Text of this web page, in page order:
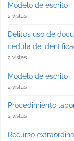
Modelo de escrito
2 vistas
Delitos uso de
cedula de
2 vistas
Modelo de escrito
2 vistas
Procedimiento
2 vistas
Recurso